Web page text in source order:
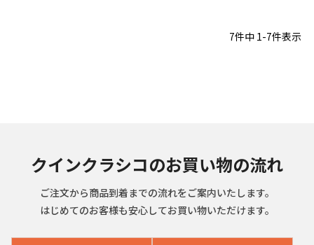
7件中 1-7件表示
クインクラシコのお買い物の流れ
ご注文から商品到着までの流れをご案内いたします。
はじめてのお客様も安心してお買い物いただけます。